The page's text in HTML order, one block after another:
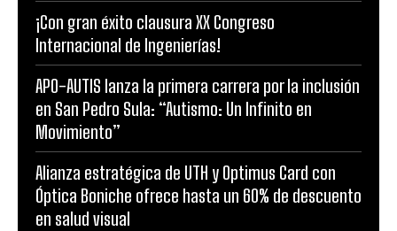
¡Con gran éxito clausura XX Congreso
Internacional de Ingenierías!
APO-AUTIS lanza la primera carrera por la inclusión
en San Pedro Sula: “Autismo: Un Infinito en
Movimiento”
Alianza estratégica de UTH y Optimus Card con
Óptica Boniche ofrece hasta un 60% de descuento
en salud visual